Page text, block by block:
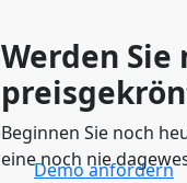
Werden Sie
Beginnen Sie noch
eine noch nie
Demo anfordern